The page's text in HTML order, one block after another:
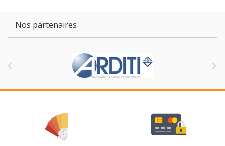
Nos partenaires
 